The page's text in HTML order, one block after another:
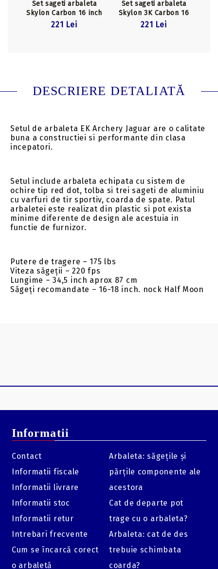
Set sageti arbaleta
Skylon Carbon 16 inch
221 Lei
Set sageti arbaleta
Skylon 3K Carbon 16
inch
221 Lei
DESCRIERE DETALIATĂ
Setul de arbaleta EK Archery Jaguar are o calitate
buna a constructiei si performante din clasa
incepatori.
Setul include arbaleta echipata cu sistem de
ochire tip red dot, tolba si trei sageti de aluminiu
cu varfuri de tir sportiv, coarda de spate. Patul
arbaletei este realizat din plastic si pot exista
minime diferente de design ale acestuia in
functie de furnizor.
Putere de tragere – 175 lbs
Viteza săgeții – 220 fps
Lungime – 34,5 inch aprox 87 cm
Săgeți recomandate – 16-18 inch. nock Half Moon
Informatii
Contact
Informatii fiscale
Informatii livrare
Informatii stoc
Informatii retur
Intrebari frecvente
Cum se încarcă corect
o arbaletă
Arbaleta: săgețile și
părțile componente ale
acestora
Cat de departe pot
trage cu o arbaleta?
Arbaleta: cat de des
trebuie schimbata
coarda?